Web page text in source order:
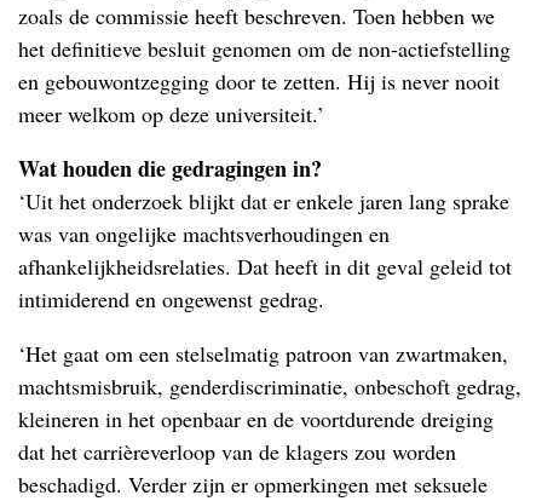
zoals de commissie heeft beschreven. Toen hebben we
het definitieve besluit genomen om de non-actiefstelling
en gebouwontzegging door te zetten. Hij is never nooit
meer welkom op deze universiteit.’
Wat houden die gedragingen in?
‘Uit het onderzoek blijkt dat er enkele jaren lang sprake
was van ongelijke machtsverhoudingen en
afhankelijkheidsrelaties. Dat heeft in dit geval geleid tot
intimiderend en ongewenst gedrag.
‘Het gaat om een stelselmatig patroon van zwartmaken,
machtsmisbruik, genderdiscriminatie, onbeschoft gedrag,
kleineren in het openbaar en de voortdurende dreiging
dat het carrièreverloop van de klagers zou worden
beschadigd. Verder zijn er opmerkingen met seksuele